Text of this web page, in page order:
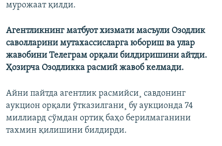
мурожаат қилди.
Агентликнинг матбуот хизмати масъули Озодлик
саволларини мутахассисларга юбориш ва улар
жавобини Телеграм орқали билдиришини айтди.
Ҳозирча Озодликка расмий жавоб келмади.
Айни пайтда агентлик расмийси¸ савдонинг
аукцион орқали ўтказилгани¸ бу аукционда 74
миллиард сўмдан ортиқ баҳо берилмаганини
тахмин қилишини билдирди.